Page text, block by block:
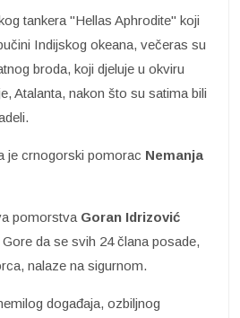
tankera "Hellas Aphrodite" koji
Indijskog okeana, večeras su
broda, koji djeluje u okviru
Atalanta, nakon što su satima bili
je crnogorski pomorac Nemanja
pomorstva Goran Idrizović
da se svih 24 člana posade,
nalaze na sigurnom.
događaja, ozbiljnog